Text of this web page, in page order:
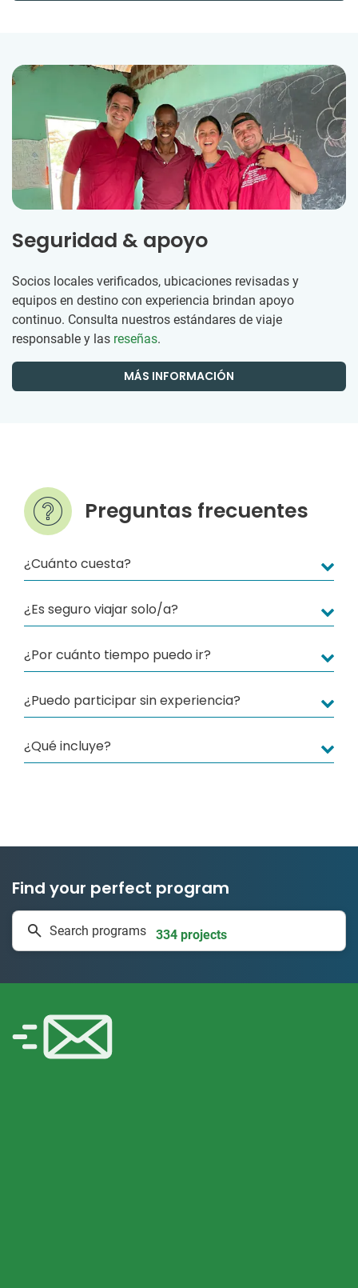
Seguridad & apoyo
Socios locales verificados, ubicaciones revisadas y
equipos en destino con experiencia brindan apoyo
continuo. Consulta nuestros estándares de viaje
responsable y las reseñas.
MÁS INFORMACIÓN
Preguntas frecuentes
¿Cuánto cuesta?
¿Es seguro viajar solo/a?
¿Por cuánto tiempo puedo ir?
¿Puedo participar sin experiencia?
¿Qué incluye?
Find your perfect program
Search programs 334 projects